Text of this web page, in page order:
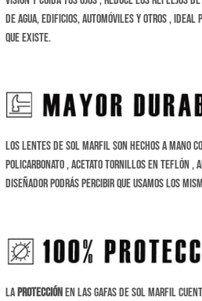
de agua, edificios, automóviles y otros , ideal
que existe.
Los Lentes de sol Marfil son hechos a Mano
Policarbonato , Acetato tornillos en Teflón ,
diseñador podrás percibir que usamos los
Laprotecciónen las gafas de sol Marfil